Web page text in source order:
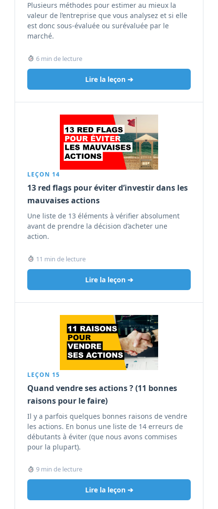
Plusieurs méthodes pour estimer au mieux la
valeur de l’entreprise que vous analysez et si elle
est donc sous-évaluée ou surévaluée par le
marché.
6 min de lecture
Lire la leçon ➔
LEÇON 14
13 red flags pour éviter d’investir dans les
mauvaises actions
Une liste de 13 éléments à vérifier absolument
avant de prendre la décision d’acheter une
action.
11 min de lecture
Lire la leçon ➔
LEÇON 15
Quand vendre ses actions ? (11 bonnes
raisons pour le faire)
Il y a parfois quelques bonnes raisons de vendre
les actions. En bonus une liste de 14 erreurs de
débutants à éviter (que nous avons commises
pour la plupart).
9 min de lecture
Lire la leçon ➔